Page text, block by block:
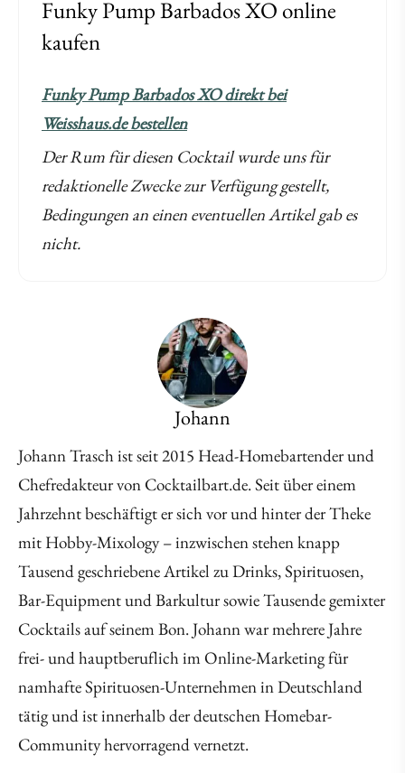
Funky Pump Barbados XO online
kaufen
Funky Pump Barbados XO direkt bei
Weisshaus.de bestellen
Der Rum für diesen Cocktail wurde uns für
redaktionelle Zwecke zur Verfügung gestellt,
Bedingungen an einen eventuellen Artikel gab es
nicht.
Johann
Johann Trasch ist seit 2015 Head-Homebartender und
Chefredakteur von Cocktailbart.de. Seit über einem
Jahrzehnt beschäftigt er sich vor und hinter der Theke
mit Hobby-Mixology – inzwischen stehen knapp
Tausend geschriebene Artikel zu Drinks, Spirituosen,
Bar-Equipment und Barkultur sowie Tausende gemixter
Cocktails auf seinem Bon. Johann war mehrere Jahre
frei- und hauptberuflich im Online-Marketing für
namhafte Spirituosen-Unternehmen in Deutschland
tätig und ist innerhalb der deutschen Homebar-
Community hervorragend vernetzt.